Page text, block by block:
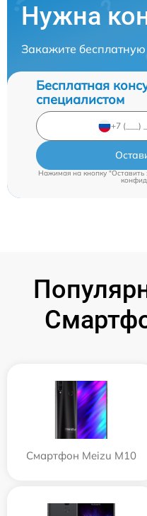
Нужна
Закажите
Бесплатная
специалистом
Нажимая на кнопку
Смартфон Meizu M10